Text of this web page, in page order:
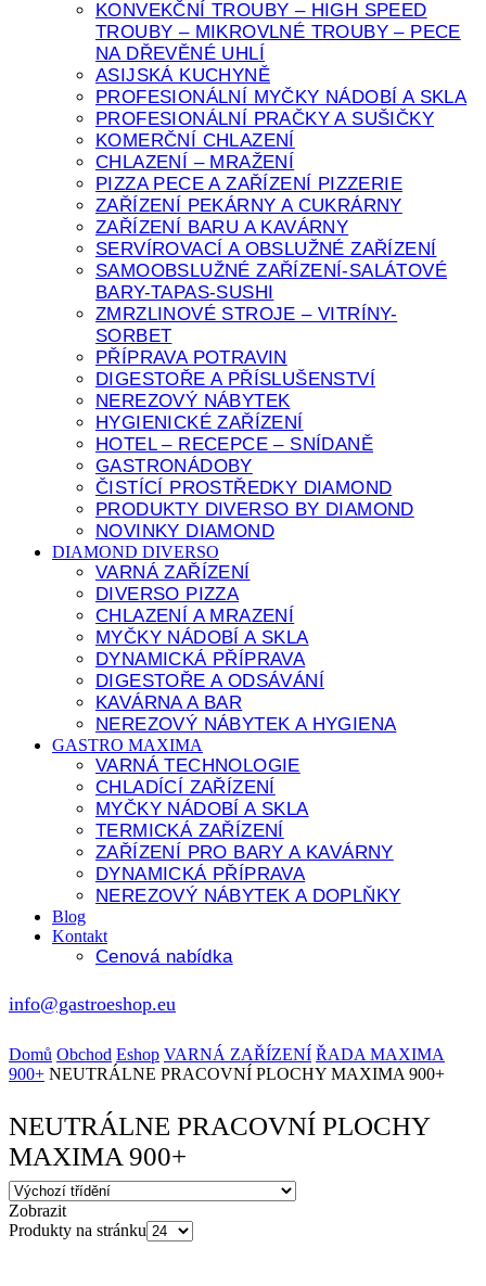
KONVEKČNÍ TROUBY – HIGH SPEED
TROUBY – MIKROVLNÉ TROUBY – PECE
NA DŘEVĚNÉ UHLÍ
ASIJSKÁ KUCHYNĚ
PROFESIONÁLNÍ MYČKY NÁDOBÍ A SKLA
PROFESIONÁLNÍ PRAČKY A SUŠIČKY
KOMERČNÍ CHLAZENÍ
CHLAZENÍ – MRAŽENÍ
PIZZA PECE A ZAŘÍZENÍ PIZZERIE
ZAŘÍZENÍ PEKÁRNY A CUKRÁRNY
ZAŘÍZENÍ BARU A KAVÁRNY
SERVÍROVACÍ A OBSLUŽNÉ ZAŘÍZENÍ
SAMOOBSLUŽNÉ ZAŘÍZENÍ-SALÁTOVÉ
BARY-TAPAS-SUSHI
ZMRZLINOVÉ STROJE – VITRÍNY-
SORBET
PŘÍPRAVA POTRAVIN
DIGESTOŘE A PŘÍSLUŠENSTVÍ
NEREZOVÝ NÁBYTEK
HYGIENICKÉ ZAŘÍZENÍ
HOTEL – RECEPCE – SNÍDANĚ
GASTRONÁDOBY
ČISTÍCÍ PROSTŘEDKY DIAMOND
PRODUKTY DIVERSO BY DIAMOND
NOVINKY DIAMOND
DIAMOND DIVERSO
VARNÁ ZAŘÍZENÍ
DIVERSO PIZZA
CHLAZENÍ A MRAZENÍ
MYČKY NÁDOBÍ A SKLA
DYNAMICKÁ PŘÍPRAVA
DIGESTOŘE A ODSÁVÁNÍ
KAVÁRNA A BAR
NEREZOVÝ NÁBYTEK A HYGIENA
GASTRO MAXIMA
VARNÁ TECHNOLOGIE
CHLADÍCÍ ZAŘÍZENÍ
MYČKY NÁDOBÍ A SKLA
TERMICKÁ ZAŘÍZENÍ
ZAŘÍZENÍ PRO BARY A KAVÁRNY
DYNAMICKÁ PŘÍPRAVA
NEREZOVÝ NÁBYTEK A DOPLŇKY
Blog
Kontakt
Cenová nabídka
info@gastroeshop.eu
Domů Obchod Eshop VARNÁ ZAŘÍZENÍ ŘADA MAXIMA
900+ NEUTRÁLNE PRACOVNÍ PLOCHY MAXIMA 900+
NEUTRÁLNE PRACOVNÍ PLOCHY
MAXIMA 900+
Zobrazit
Produkty na stránku